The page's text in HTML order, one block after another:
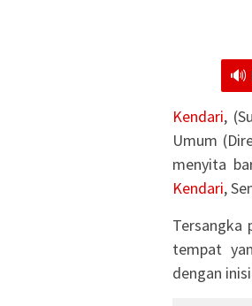
🔊
Kendari,
Umum
menyita
Kendari,
Tersangka
tempat
dengan